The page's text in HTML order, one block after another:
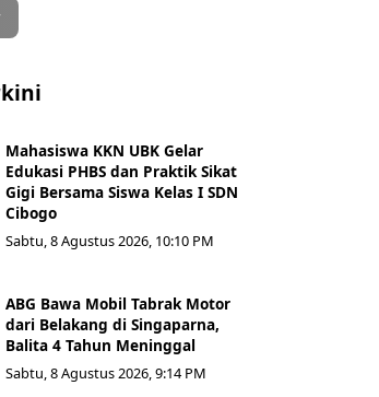
Mahasiswa KKN UBK Gelar
Edukasi PHBS dan Praktik Sikat
Gigi Bersama Siswa Kelas I SDN
Cibogo
Sabtu, 8 Agustus 2026, 10:10 PM
ABG Bawa Mobil Tabrak Motor
dari Belakang di Singaparna,
Balita 4 Tahun Meninggal
Sabtu, 8 Agustus 2026, 9:14 PM